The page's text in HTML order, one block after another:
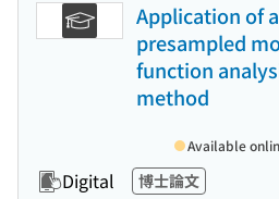
Application of
presampled
function
method
Digital 博士論文
Available